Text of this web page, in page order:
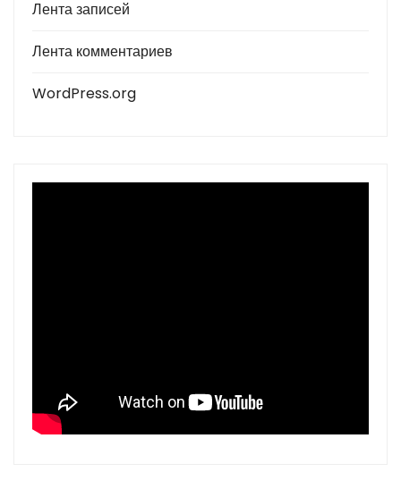
Лента записей
Лента комментариев
WordPress.org